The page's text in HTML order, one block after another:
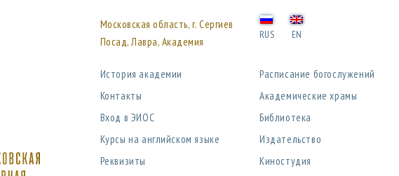
Московская область, г. Сергиев
Посад, Лавра, Академия
RUS EN
История академии
Контакты
Вход в ЭИОС
Курсы на английском языке
Реквизиты
Расписание богослужений
Академические храмы
Библиотека
Издательство
Киностудия